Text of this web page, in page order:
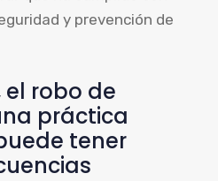
y prevención de
el robo de
práctica
tener